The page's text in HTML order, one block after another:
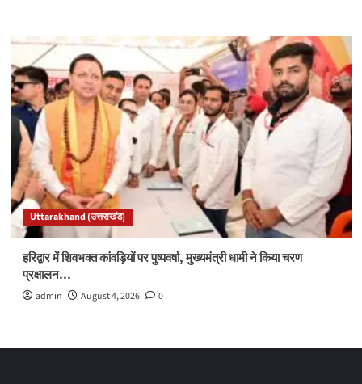
Uttarakhand (उत्तराखंड)
हरिद्वार में शिवभक्त कांवड़ियों पर पुष्पवर्षा, मुख्यमंत्री धामी ने किया चरण
प्रक्षालन…
admin August 4, 2026 0